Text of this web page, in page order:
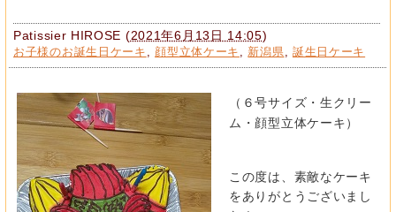
Patissier HIROSE (2021年6月13日 14:05)
お子様のお誕生日ケーキ 顔型立体ケーキ 新潟県 誕生日ケーキ
（６号サイズ・生クリー
ム・顔型立体ケーキ）
この度は、素敵なケーキ
をありがとうございまし